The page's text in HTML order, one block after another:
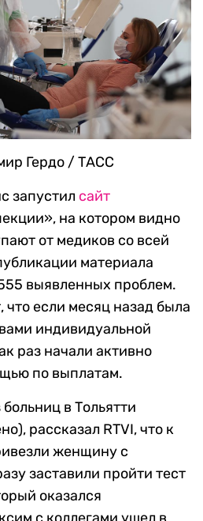
Гердо / ТАСС
запустил сайт
на котором видно
от медиков со всей
материала
выявленных проблем.
что если месяц назад была
индивидуальной
раз начали активно
по выплатам.
в Тольятти
рассказал RTVI, что к
женщину с
заставили пройти тест
оказался